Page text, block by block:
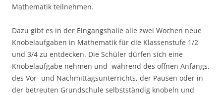
Mathematik teilnehmen.
Dazu gibt es in der Eingangshalle alle zwei Wochen neue
Knobelaufgaben in Mathematik für die Klassenstufe 1/2
und 3/4 zu entdecken. Die Schüler dürfen sich eine
Knobelaufgabe nehmen und während des offnen Anfangs,
des Vor- und Nachmittagsunterrichts, der Pausen oder in
der betreuten Grundschule selbstständig knobeln und